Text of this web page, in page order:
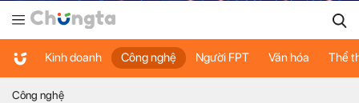
Kinh doanh Công nghệ Người FPT Văn hóa Thể
Công nghệ